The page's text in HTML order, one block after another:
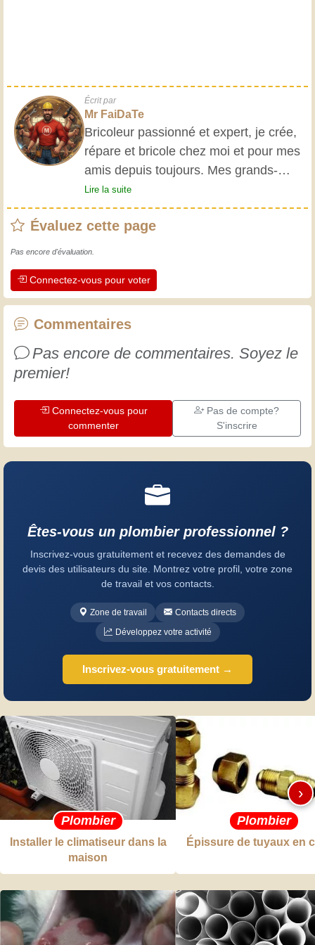
Écrit par
Mr FaiDaTe
Bricoleur passionné et expert, je crée,
répare et bricole chez moi et pour mes
amis depuis toujours. Mes grands-
parents m'ont initié très jeune, et
depuis, j'ai acquis une riche expérience.
L'expérience est essentielle ! Elle nous
professionnels. Apprenons ensemble ;
chaque jour est une occasion de
progresser. Amusez-vous bien !
Lire la suite
Évaluez cette page
Pas encore d'évaluation.
Connectez-vous pour voter
Commentaires
Pas encore de commentaires. Soyez le
premier!
Connectez-vous pour
commenter
Pas de compte?
S'inscrire
Êtes-vous un plombier professionnel ?
Inscrivez-vous gratuitement et recevez des demandes de
devis des utilisateurs du site. Montrez votre profil, votre zone
de travail et vos contacts.
Zone de travail
Contacts directs
Développez votre activité
Inscrivez-vous gratuitement →
Plombier
Installer le climatiseur dans la
maison
Plombier
Épissure de tuyaux en
›